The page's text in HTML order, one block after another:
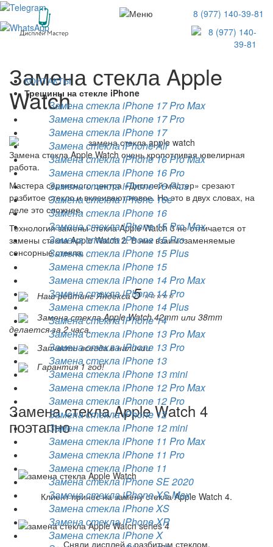
8 (977) 140-39-81
КОНТАКТЫ
Трещины на стекле iPhone
Замена стекла iPhone 17 Pro Max
Замена стекла iPhone 17 Pro
Замена стекла iPhone 17
Замена стекла iPhone Air
Замена стекла iPhone 16 Pro Max
Замена стекла iPhone 16 Pro
Замена стекла iPhone 16 Plus
Замена стекла iPhone 16e
Замена стекла iPhone 16
Замена стекла iPhone 15 Pro Max
Замена стекла iPhone 15 Pro
Замена стекла iPhone 15 Plus
Замена стекла iPhone 15
Замена стекла iPhone 14 Pro Max
Замена стекла iPhone 14 Pro
Замена стекла iPhone 14 Plus
Замена стекла iPhone 14
Замена стекла iPhone 13 Pro Max
Замена стекла iPhone 13 Pro
Замена стекла iPhone 13
Замена стекла iPhone 13 mini
Замена стекла iPhone 12 Pro Max
Замена стекла iPhone 12 Pro
Замена стекла iPhone 12
Замена стекла iPhone 12 mini
Замена стекла iPhone 11 Pro Max
Замена стекла iPhone 11 Pro
Замена стекла iPhone 11
Замена стекла iPhone SE 2020
Замена стекла iPhone XS Max
Замена стекла iPhone XS
Замена стекла iPhone XR
Замена стекла iPhone X
Замена стекла Apple
Watch
Замена стекла Apple Watch очень кропотливая ювелирная
работа.
Мастера сервисного центра «Дисплей мастер» срезают
разбитое стекло и вклеивают новое. Но это в двух словах, на
деле это сложнее.
Технология замены стекла Apple Watch 3 не отличается от
замены стекла Apple Watch 2. В них взаимозаменяемые
сенсорные стекла.
Наш рейтинг Яндекса5⭐️⭐️⭐️⭐️⭐️
Замена стекла Apple Watch 42mm или 38mm
делается за 2 часа.
Запчасти всегда в наличии
Гарантия 1 год!
Замена стекла Apple Watch 4
поэтапно
Клиент принес на замену стекла Apple Watch 4.
Сняли дисплей с разбитым стеклом.